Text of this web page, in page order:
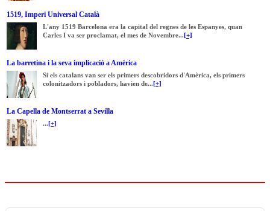
1519, Imperi Universal Català
L'any 1519 Barcelona era la capital del regnes de les Espanyes, quan
Carles I va ser proclamat, el mes de Novembre...[+]
La barretina i la seva implicació a Amèrica
Si els catalans van ser els primers descobridors d'Amèrica, els primers
colonitzadors i pobladors, havien de...[+]
La Capella de Montserrat a Sevilla
...[+]